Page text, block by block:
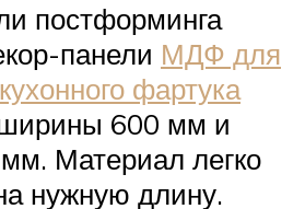
постформинга
панели МДФ для
фартука
ширины 600 мм и
Материал легко
нужную длину.